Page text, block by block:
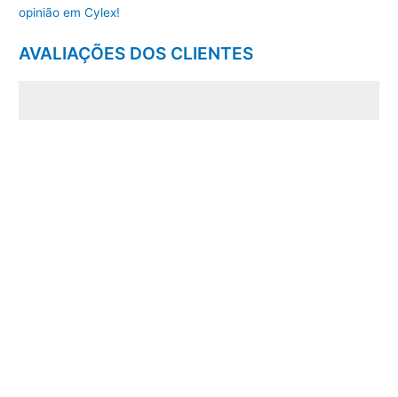
opinião em Cylex!
AVALIAÇÕES DOS CLIENTES